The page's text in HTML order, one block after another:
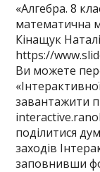
«Алгебра. 8
математична
Кінащук
https://
Ви можете
завантажити
поділитися
заходів
заповнивши